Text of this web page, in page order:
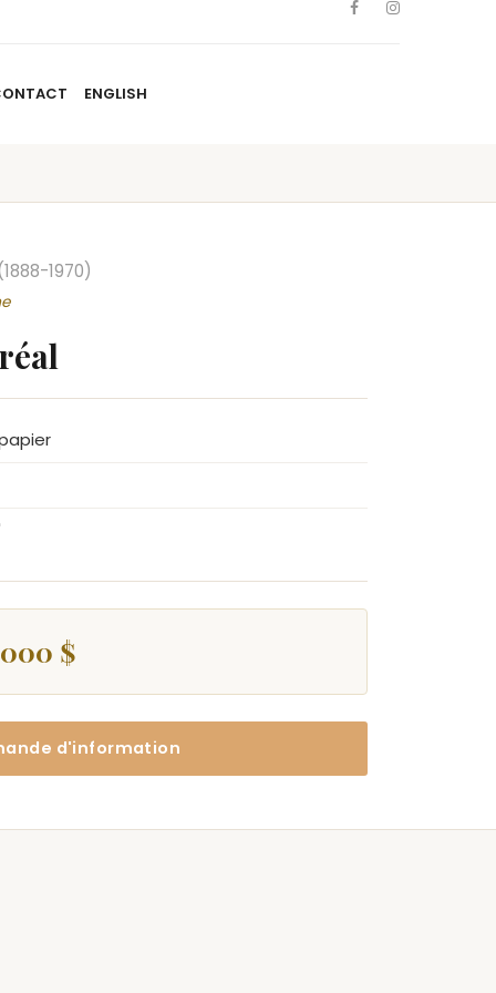
ENGLISH
1970)
$
d'information